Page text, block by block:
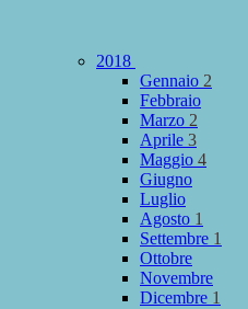
2018
Gennaio 2
Febbraio
Marzo 2
Aprile 3
Maggio 4
Giugno
Luglio
Agosto 1
Settembre 1
Ottobre
Novembre
Dicembre 1